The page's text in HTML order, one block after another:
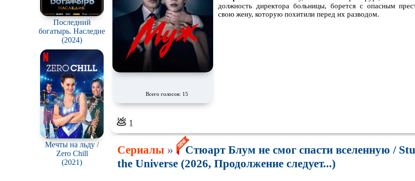
Последний
богатырь. Наследие
(2024)
Мечты на льду /
Zero Chill
(2021)
Всего голосов: 15
должность директора больницы, борется с опасным
свою жену, которую похитили перед их разводом.
💩 1
Сериалы »
Стюарт Блум не смог спасти вселенную /
the Universe (2026, Продолжение следует...)